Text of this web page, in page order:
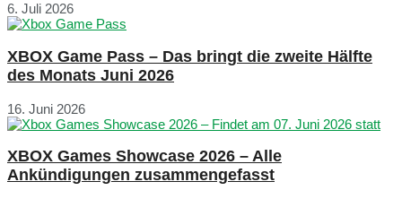
6. Juli 2026
XBOX Game Pass – Das bringt die zweite Hälfte
des Monats Juni 2026
16. Juni 2026
XBOX Games Showcase 2026 – Alle
Ankündigungen zusammengefasst